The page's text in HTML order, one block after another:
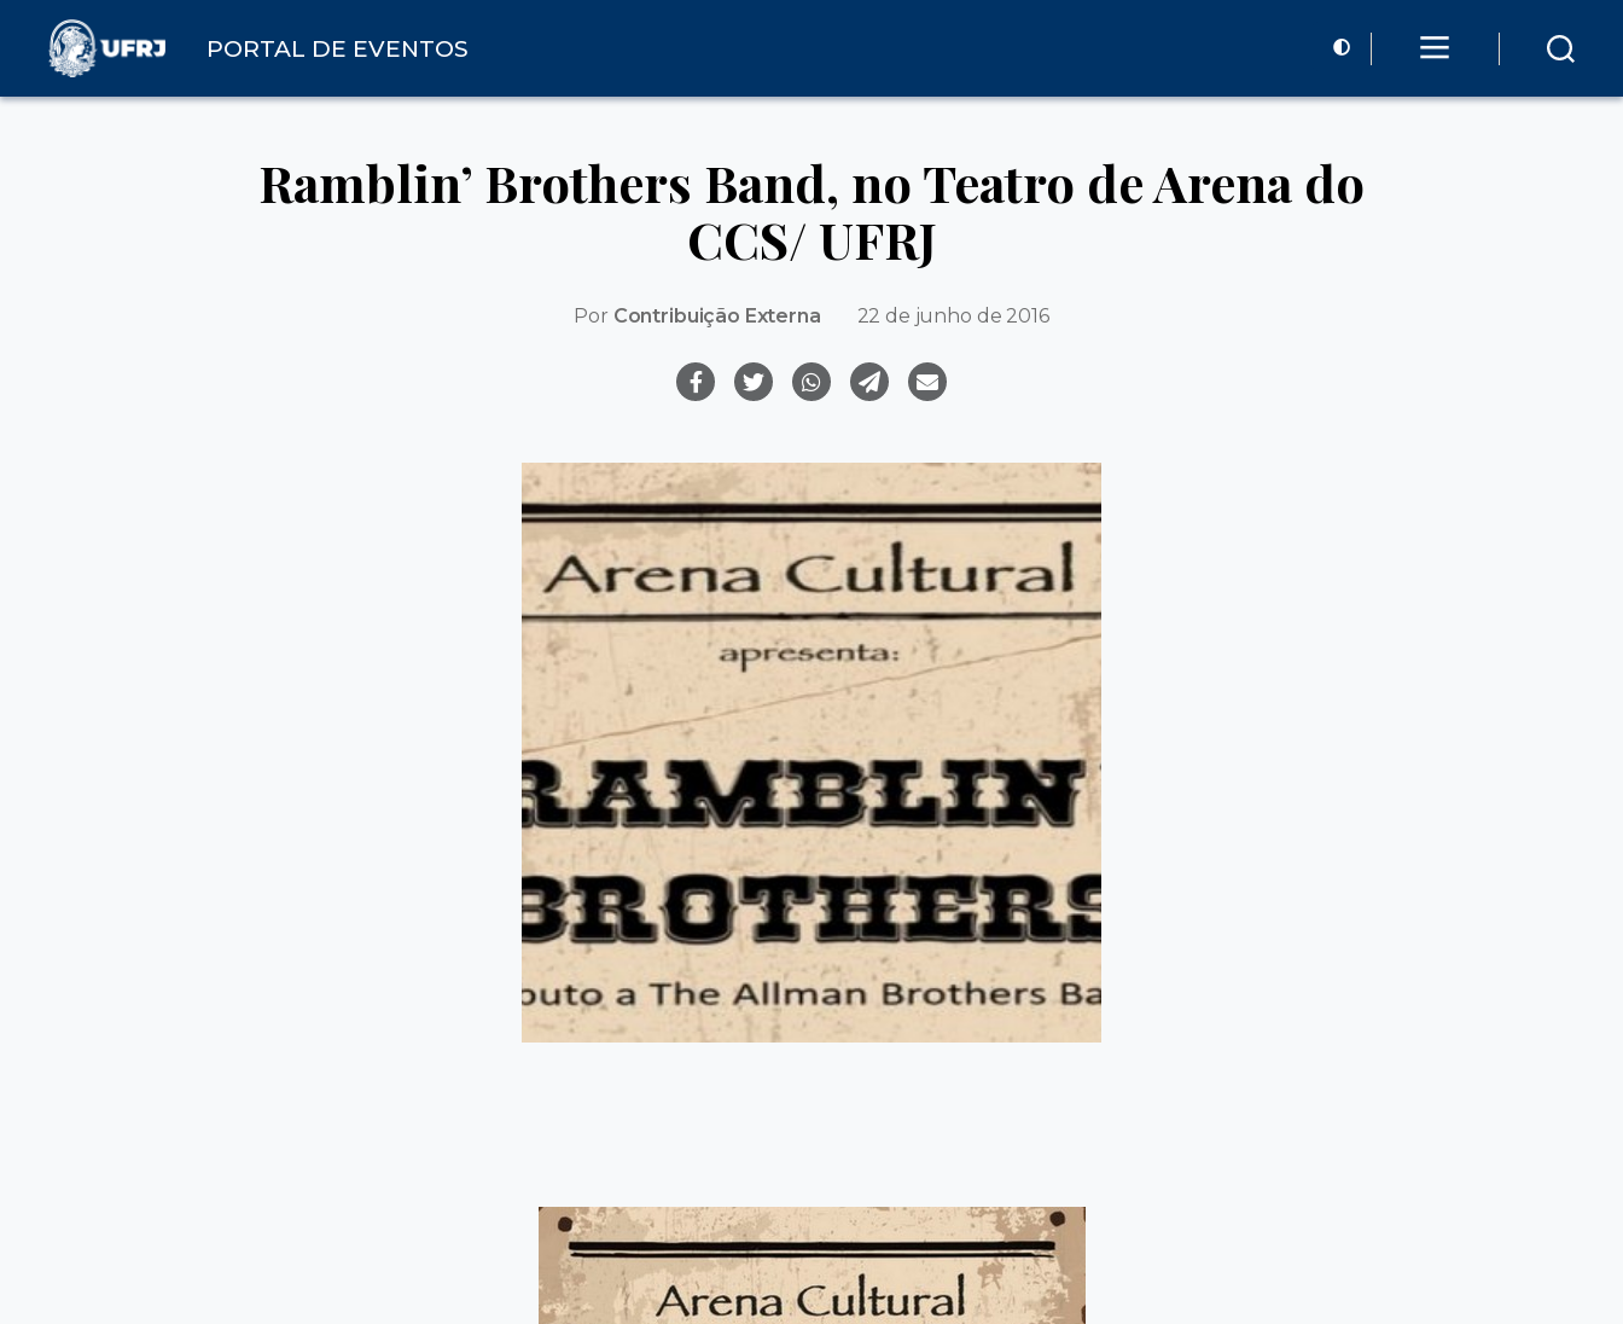
PORTAL DE EVENTOS
Ramblin’ Brothers Band, no Teatro de Arena do
CCS/ UFRJ
Por Contribuição Externa 22 de junho de 2016